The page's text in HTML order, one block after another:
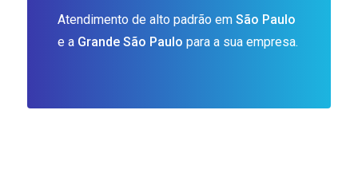
Atendimento de alto padrão emSão Paulo
e a Grande São Paulo para a sua empresa.